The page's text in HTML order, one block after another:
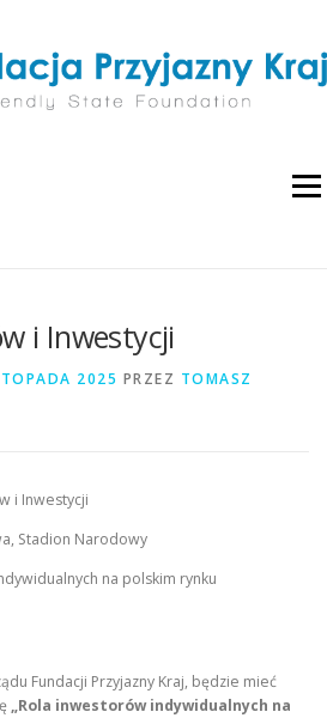
Menu
i Inwestycji
2025 PRZEZ TOMASZ
i Inwestycji
Stadion Narodowy
na polskim rynku
Fundacji Przyjazny Kraj, będzie mieć
„Rola inwestorów indywidualnych na